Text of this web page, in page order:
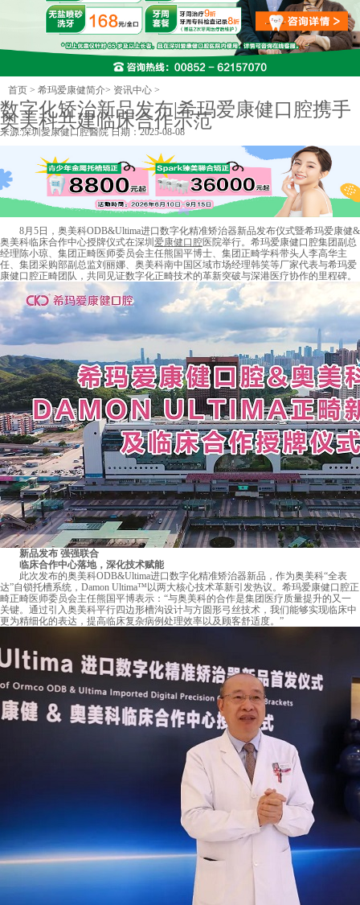
首页 > 希玛爱康健简介> 资讯中心 >
数字化矫治新品发布|希玛爱康健口腔携手
奥美科共建临床合作示范
来源:深圳愛康健口腔醫院日期：2025-08-08
8月5日，奥美科ODB&Ultima进口数字化精准矫治器新品发布仪式暨希玛爱康健&
奥美科临床合作中心授牌仪式在深圳 爱康健口腔医院举行。希玛爱康健口腔集团副总
经理陈小琼、集团正畸医师委员会主任熊国平博士、集团正畸学科带头人李高华主
任、集团采购部副总监刘丽娜、奥美科南中国区域市场经理韩笑等厂家代表与希玛爱
康健口腔正畸团队，共同见证数字化正畸技术的革新突破与深港医疗协作的里程碑。
新品发布 强强联合
临床合作中心落地，深化技术赋能
此次发布的奥美科ODB&Ultima进口数字化精准矫治器新品，作为奥美科“全表
达”自锁托槽系统，Damon Ultima™以两大核心技术革新引发热议。希玛爱康健口腔正
畸正畸医师委员会主任熊国平博表示：“与奥美科的合作是集团医疗质量提升的又一
关键。通过引入奥美科平行四边形槽沟设计与方圆形弓丝技术，我们能够实现临床中
更为精细化的表达，提高临床复杂病例处理效率以及顾客舒适度。”